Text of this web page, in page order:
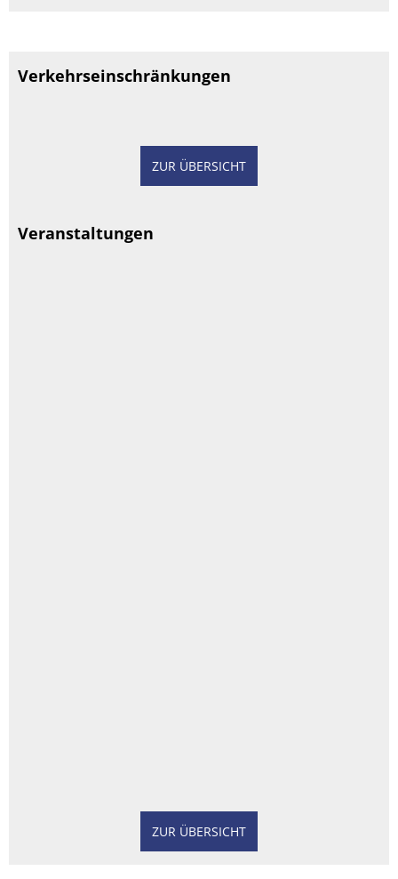
Verkehrseinschränkungen
ZUR ÜBERSICHT
Veranstaltungen
ZUR ÜBERSICHT